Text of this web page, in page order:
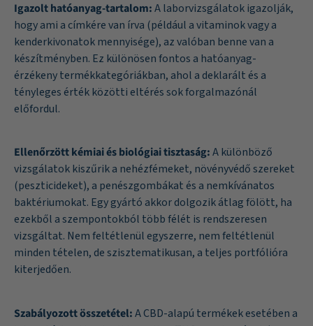
Igazolt hatóanyag-tartalom:A laborvizsgálatok igazolják,
hogy ami a címkére van írva (például a vitaminok vagy a
kenderkivonatok mennyisége), az valóban benne van a
készítményben. Ez különösen fontos a hatóanyag-
érzékeny termékkategóriákban, ahol a deklarált és a
tényleges érték közötti eltérés sok forgalmazónál
előfordul.
Ellenőrzött kémiai és biológiai tisztaság:A különböző
vizsgálatok kiszűrik a nehézfémeket, növényvédő szereket
(peszticideket), a penészgombákat és a nemkívánatos
baktériumokat. Egy gyártó akkor dolgozik átlag fölött, ha
ezekből a szempontokból több félét is rendszeresen
vizsgáltat. Nem feltétlenül egyszerre, nem feltétlenül
minden tételen, de szisztematikusan, a teljes portfólióra
kiterjedően.
Szabályozott összetétel:A CBD-alapú termékek esetében a